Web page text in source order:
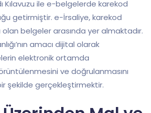
Kılavuzu ile e-belgelerde karekod
getirmiştir. e-İrsaliye, karekod
olan belgeler arasında yer almaktadır.
amacı dijital olarak
elektronik ortamda
ve doğrulanmasını
şekilde gerçekleştirmektir.